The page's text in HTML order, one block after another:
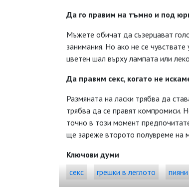
Да го правим на тъмно и под
Мъжете обичат да съзерцават
занимания. Но ако не се
цветен шал върху лампата или
Да правим секс, когато не
Размяната на ласки трябва да
трябва да се правят компромиси.
точно в този момент
ще зареже второто полувреме на
Ключови думи
секс
грешки в леглото пияни